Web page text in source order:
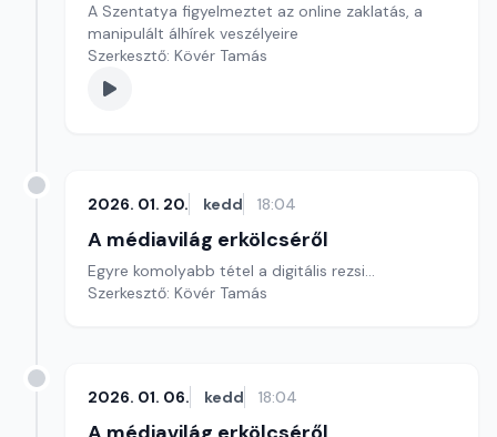
A Szentatya figyelmeztet az online zaklatás, a
manipulált álhírek veszélyeire
Szerkesztő: Kövér Tamás
2026. 01. 20. kedd 18:04
A médiavilág erkölcséről
Egyre komolyabb tétel a digitális rezsi...
Szerkesztő: Kövér Tamás
2026. 01. 06. kedd 18:04